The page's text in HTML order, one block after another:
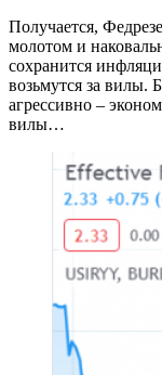
Получается,
молотом и
сохранится
возьмутся за вилы.
агрессивно –
вилы…